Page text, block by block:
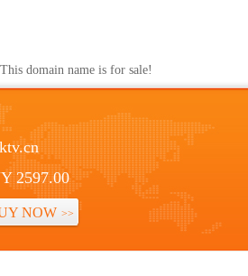
domain name is for sale!
2597.00
NOW >>